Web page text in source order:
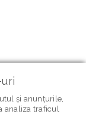
și anunțurile,
analiza traficul